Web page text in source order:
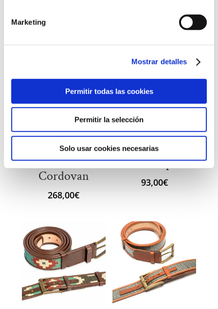
Marketing
Mostrar detalles
Permitir todas las cookies
Permitir la selección
Solo usar cookies necesarias
Productos relacionados
Cinturón
alomado en Shell
Cordovan
268,00€
Cinturón
Hebilla Espuela
93,00€